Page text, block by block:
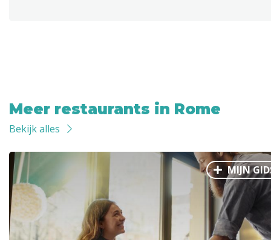
Meer restaurants in Rome
Bekijk alles
MIJN